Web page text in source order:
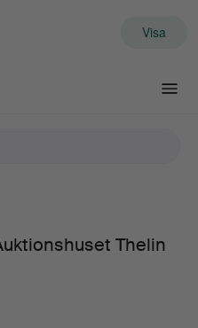
Visa
Thelin